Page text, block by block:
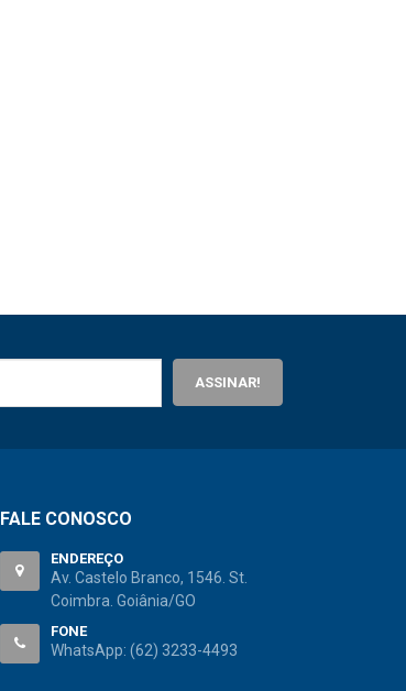
ASSINAR!
FALE CONOSCO
ENDEREÇO
Av. Castelo Branco, 1546. St.
Coimbra. Goiânia/GO
FONE
WhatsApp: (62) 3233-4493